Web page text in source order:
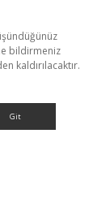
bildirmeniz
kaldırılacaktır.